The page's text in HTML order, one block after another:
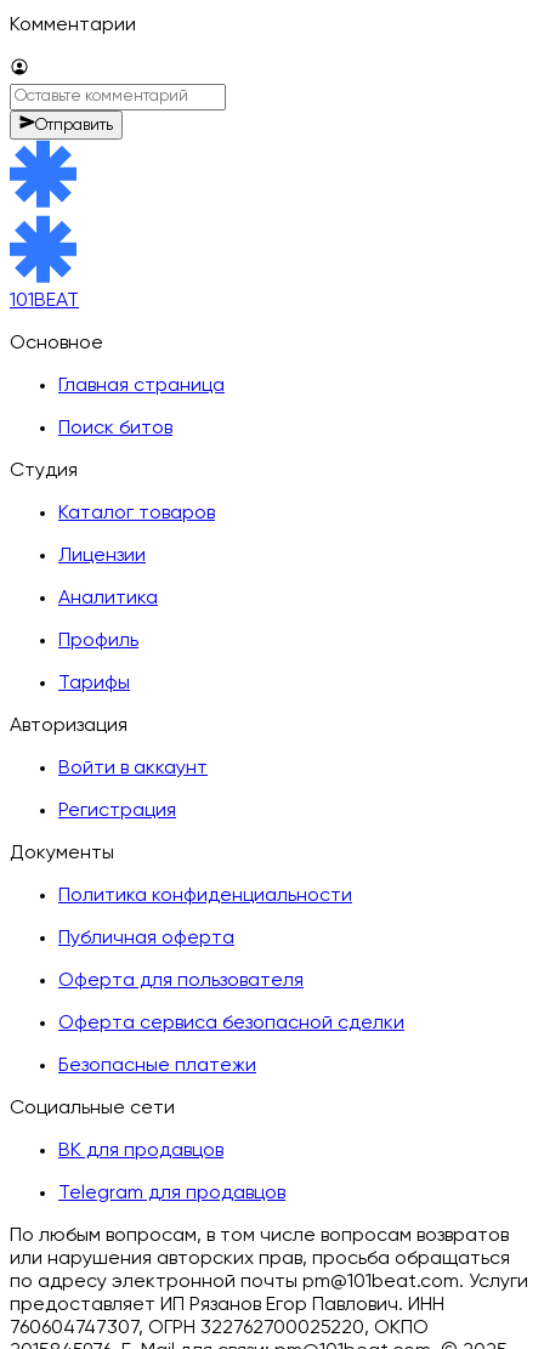
Комментарии
Отправить
101BEAT
Основное
Главная страница
Поиск битов
Студия
Каталог товаров
Лицензии
Аналитика
Профиль
Тарифы
Авторизация
Войти в аккаунт
Регистрация
Документы
Политика конфиденциальности
Публичная оферта
Оферта для пользователя
Оферта сервиса безопасной сделки
Безопасные платежи
Социальные сети
ВК для продавцов
Telegram для продавцов
По любым вопросам, в том числе вопросам возвратов
или нарушения авторских прав, просьба обращаться
по адресу электронной почты pm@101beat.com. Услуги
предоставляет ИП Рязанов Егор Павлович. ИНН
760604747307, ОГРН 322762700025220, ОКПО